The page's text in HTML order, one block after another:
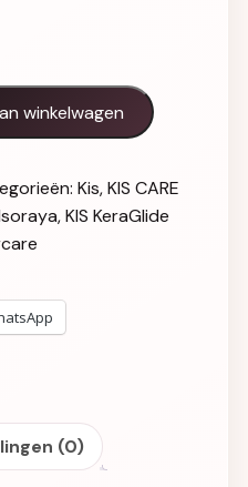
aantal
winkelwagen
Kis,KIS CARE
,KIS KeraGlide
(0)